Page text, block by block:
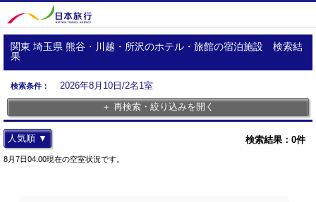
関東 埼玉県 熊谷・川越・所沢のホテル・旅館の宿泊施設 検索結
果
検索条件：
2026年8月10日/2名1室
＋ 再検索・絞り込みを開く
検索結果： 0件
人気順 ▼
8月7日04:00現在の空室状況です。